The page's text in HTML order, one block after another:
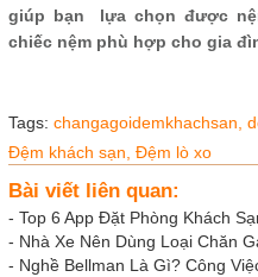
giúp bạn lựa chọn được
chiếc nệm phù hợp cho gia
Tags: changagoidemkhachsan,
Đệm khách sạn, Đệm lò xo
Bài viết liên quan:
- Top 6 App Đặt Phòng Khách
- Nhà Xe Nên Dùng Loại Chăn
- Nghề Bellman Là Gì? Công